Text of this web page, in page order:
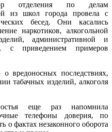
отделения по делам
из школ города провела с
бесед. Они касались
наркотиков, алкогольной
административной и
с приведением примеров
вредоносных последствиях,
табачных изделий, алкоголя
еще раз напомнила
телефоны доверия, по
о фактах незаконного оборота